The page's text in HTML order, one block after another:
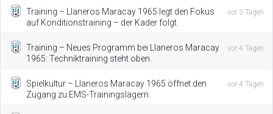
Training – Llaneros Maracay 1965 legt den Fokus
auf Konditionstraining – der Kader folgt.
vor 3 Tagen
Training – Neues Programm bei Llaneros Maracay
1965: Techniktraining steht oben.
vor 4 Tagen
Spielkultur – Llaneros Maracay 1965 öffnet den
Zugang zu EMS-Trainingslagern.
vor 4 Tagen